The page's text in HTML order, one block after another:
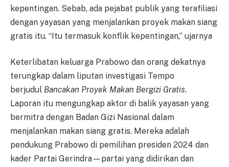
kepentingan. Sebab, ada pejabat publik yang terafiliasi
dengan yayasan yang menjalankan proyek makan siang
gratis itu. “Itu termasuk konflik kepentingan,” ujarnya
Keterlibatan keluarga Prabowo dan orang dekatnya
terungkap dalam liputan investigasi Tempo
berjudul Bancakan Proyek Makan Bergizi Gratis.
Laporan itu mengungkap aktor di balik yayasan yang
bermitra dengan Badan Gizi Nasional dalam
menjalankan makan siang gratis. Mereka adalah
pendukung Prabowo di pemilihan presiden 2024 dan
kader Partai Gerindra—partai yang didirikan dan